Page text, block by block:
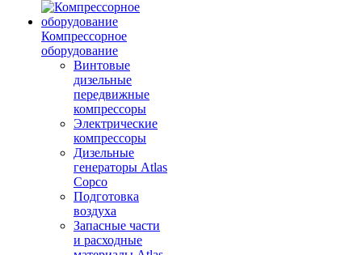
Компрессорное
оборудование
Винтовые
дизельные
передвижные
компрессоры
Электрические
компрессоры
Дизельные
генераторы Atlas
Copco
Подготовка
воздуха
Запасные части
и расходные